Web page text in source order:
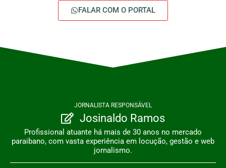
FALAR COM O PORTAL
JORNALISTA RESPONSÁVEL
Josinaldo Ramos
Profissional atuante há mais de 30 anos no mercado
paraibano, com vasta experiência em locução, gestão e web
jornalismo.